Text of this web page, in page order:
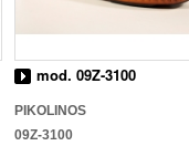
mod. 09Z-3100
PIKOLINOS
09Z-3100